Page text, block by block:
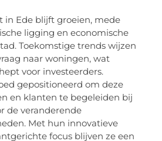
in Ede blijft groeien, mede
ligging en economische
Toekomstige trends wijzen
naar woningen, wat
voor investeerders.
gepositioneerd om deze
en klanten te begeleiden bij
de veranderende
Met hun innovatieve
focus blijven ze een